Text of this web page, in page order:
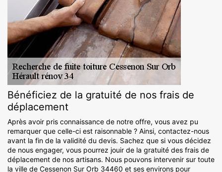
Bénéficiez de la gratuité de nos frais de
déplacement
Après avoir pris connaissance de notre offre, vous avez pu
remarquer que celle-ci est raisonnable ? Ainsi, contactez-nous
avant la fin de la validité du devis. Sachez que si vous décidez
de nous engager, vous pourrez jouir de la gratuité des frais de
déplacement de nos artisans. Nous pouvons intervenir sur toute
la ville de Cessenon Sur Orb 34460 et ses environs pour